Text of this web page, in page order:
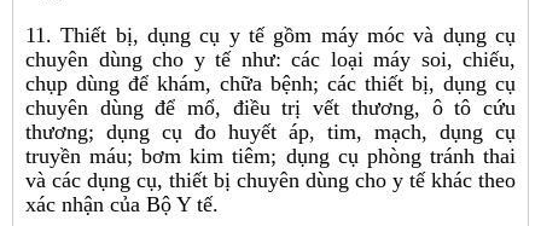
11. Thiết bị, dụng cụ y tế gồm máy móc và dụng cụ
chuyên dùng cho y tế như: các loại máy soi, chiếu,
chụp dùng để khám, chữa bệnh; các thiết bị, dụng cụ
chuyên dùng để mổ, điều trị vết thương, ô tô cứu
thương; dụng cụ đo huyết áp, tim, mạch, dụng cụ
truyền máu; bơm kim tiêm; dụng cụ phòng tránh thai
và các dụng cụ, thiết bị chuyên dùng cho y tế khác theo
xác nhận của Bộ Y tế.